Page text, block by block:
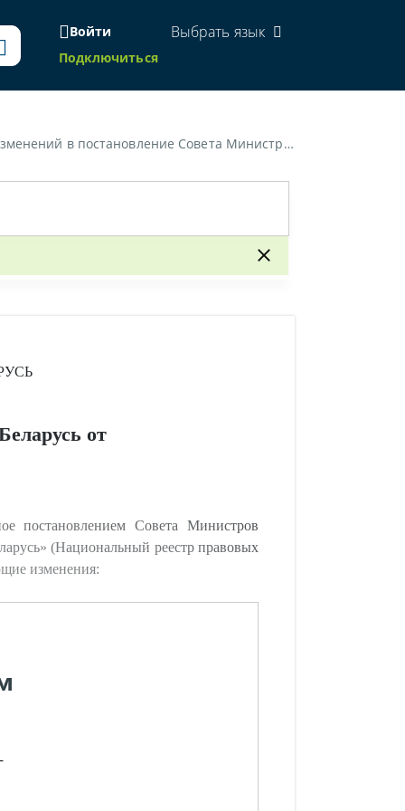
Войти
Подключиться
Выбрать язык
Республики Беларусь от 31 июля 2006 г. № 978»
от
постановлением Совета Министров
(Национальный реестр правовых
изменения: